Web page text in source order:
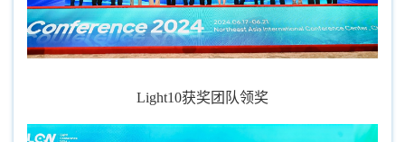
Light10获奖团队领奖